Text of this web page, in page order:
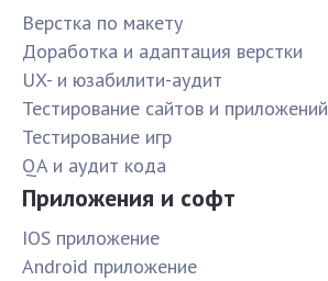
Верстка по макету
Доработка и адаптация верстки
UX- и юзабилити-аудит
Тестирование сайтов и приложений
Тестирование игр
QA и аудит кода
Приложения и софт
IOS приложение
Android приложение